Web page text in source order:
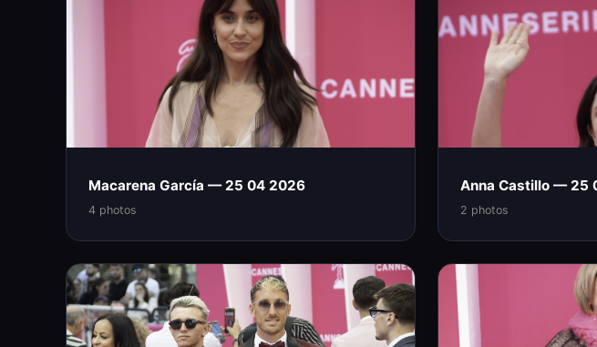
Macarena García — 25 04 2026
4 photos
Anna Castillo — 25
2 photos